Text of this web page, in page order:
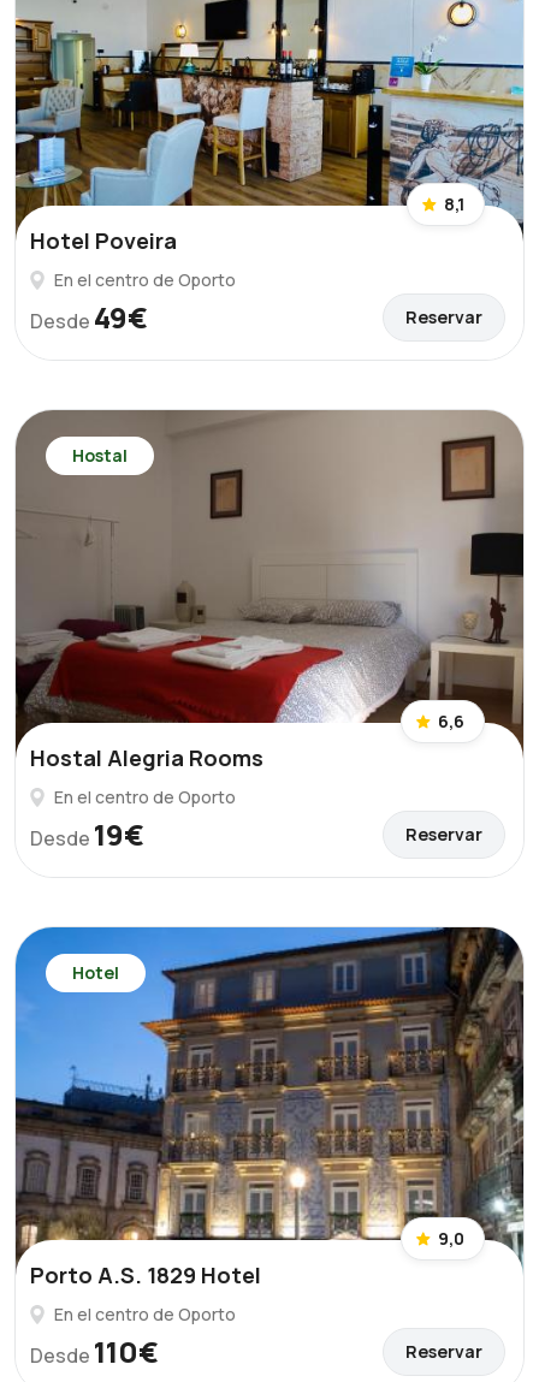
8,1
Hotel Poveira
En el centro de Oporto
Desde 49€ Reservar
Hostal
6,6
Hostal Alegria Rooms
En el centro de Oporto
Desde 19€ Reservar
Hotel
9,0
Porto A.S. 1829 Hotel
En el centro de Oporto
Desde 110€ Reservar